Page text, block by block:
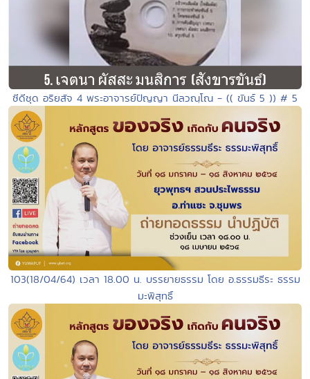
ซีดีชุด อริยสัจ 4 พระอาจารย์ปัญญา นีลวณฺโณ - (( ขันธ์ 5 )) # 5
103(18/04/64) เวลา 18.00 น. บรรยายธรรม โดย อ.ธรรมธีระ ธรรม
มะพิสุทธิ์